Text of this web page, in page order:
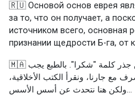
🇷🇺 Основой основ еврея
за то, что он получает, а
источником всего, основная
признании щедрости Б-га, от
🇲🇦 كلمة "يهودي" في العبرية تأتي من جذر كلمة "شكرا". بالطبع يجب
مع جارنا، ونقرأ الكتب الأخلاقية،
ولكن هنا نتحدث عن أسس الأسس...